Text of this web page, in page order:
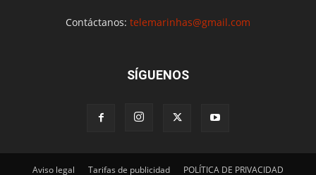
Contáctanos: telemarinhas@gmail.com
SÍGUENOS
Aviso legal Tarifas de publicidad POLÍTICA DE PRIVACIDAD